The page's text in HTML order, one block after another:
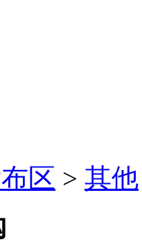
区 > 其他